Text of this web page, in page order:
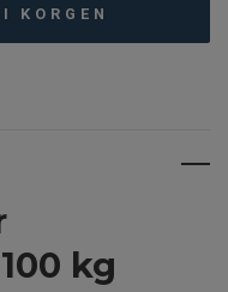
KORGEN
kg